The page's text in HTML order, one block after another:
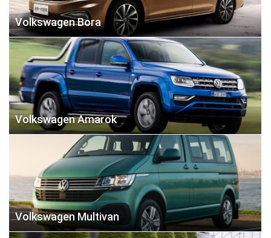
Volkswagen Bora
Volkswagen Amarok
Volkswagen Multivan